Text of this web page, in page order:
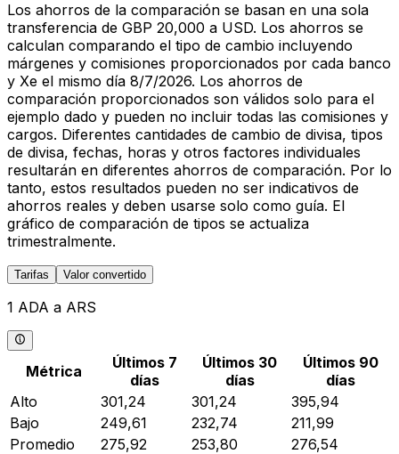
Los ahorros de la comparación se basan en una sola
transferencia de GBP 20,000 a USD. Los ahorros se
calculan comparando el tipo de cambio incluyendo
márgenes y comisiones proporcionados por cada banco
y Xe el mismo día 8/7/2026. Los ahorros de
comparación proporcionados son válidos solo para el
ejemplo dado y pueden no incluir todas las comisiones y
cargos. Diferentes cantidades de cambio de divisa, tipos
de divisa, fechas, horas y otros factores individuales
resultarán en diferentes ahorros de comparación. Por lo
tanto, estos resultados pueden no ser indicativos de
ahorros reales y deben usarse solo como guía. El
gráfico de comparación de tipos se actualiza
trimestralmente.
Tarifas Valor convertido
1 ADA a ARS
Métrica
Últimos 7
días
Últimos 30
días
Últimos 90
días
Alto
301,24 301,24
395,94
Bajo
249,61 232,74
211,99
Promedio
275,92 253,80
276,54